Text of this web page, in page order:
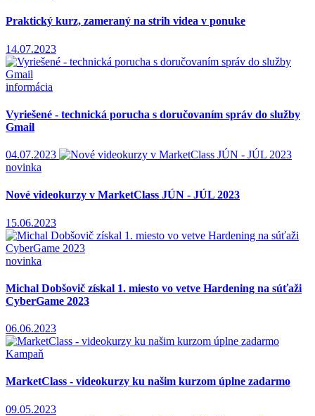
Praktický kurz, zameraný na strih videa v ponuke
14.07.2023
informácia
Vyriešené - technická porucha s doručovaním správ do služby
Gmail
04.07.2023
novinka
Nové videokurzy v MarketClass JÚN - JÚL 2023
15.06.2023
novinka
Michal Dobšovič získal 1. miesto vo vetve Hardening na súťaži
CyberGame 2023
06.06.2023
Kampaň
MarketClass - videokurzy ku našim kurzom úplne zadarmo
09.05.2023